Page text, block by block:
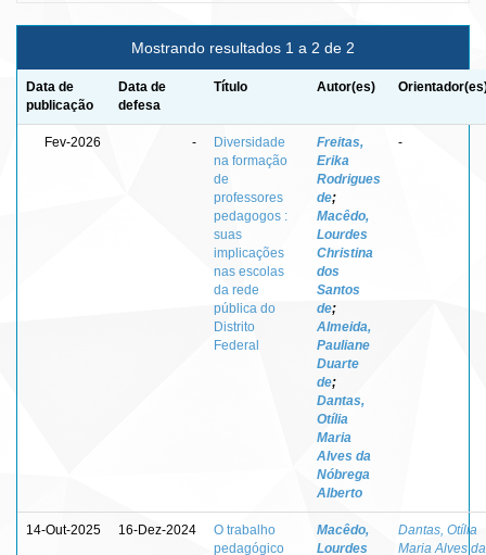
Mostrando resultados 1 a 2 de 2
Data de
publicação
Data de
defesa
Título Autor(es)
Fev-2026 -
Diversidade
na formação
de
professores
pedagogos :
suas
implicações
nas escolas
da rede
pública do
Distrito
Federal
Freitas,
Erika
Rodrigues
de;
Macêdo,
Lourdes
Christina
dos
Santos
de;
Almeida,
Pauliane
Duarte
de;
Dantas,
Otília
Maria
Alves da
Nóbrega
Alberto
-
14-Out-2025 16-Dez-2024
O trabalho
pedagógico
Macêdo,
Lourdes
Dantas, Otília
Maria Alves da